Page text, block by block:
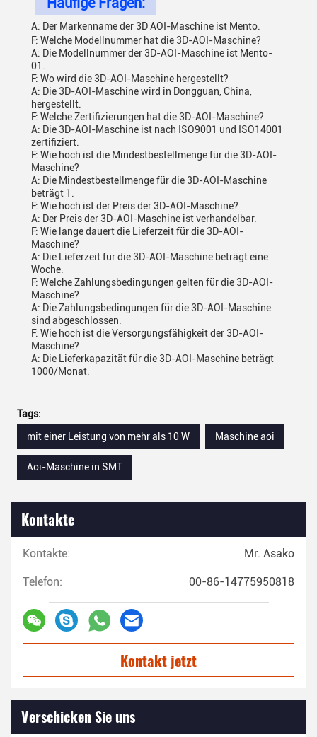
A: Der Markenname der 3D AOI-Maschine ist Mento.
F: Welche Modellnummer hat die 3D-AOI-Maschine?
A: Die Modellnummer der 3D-AOI-Maschine ist Mento-
01.
F: Wo wird die 3D-AOI-Maschine hergestellt?
A: Die 3D-AOI-Maschine wird in Dongguan, China,
hergestellt.
F: Welche Zertifizierungen hat die 3D-AOI-Maschine?
A: Die 3D-AOI-Maschine ist nach ISO9001 und ISO14001
zertifiziert.
F: Wie hoch ist die Mindestbestellmenge für die 3D-AOI-
Maschine?
A: Die Mindestbestellmenge für die 3D-AOI-Maschine
beträgt 1.
F: Wie hoch ist der Preis der 3D-AOI-Maschine?
A: Der Preis der 3D-AOI-Maschine ist verhandelbar.
F: Wie lange dauert die Lieferzeit für die 3D-AOI-
Maschine?
A: Die Lieferzeit für die 3D-AOI-Maschine beträgt eine
Woche.
F: Welche Zahlungsbedingungen gelten für die 3D-AOI-
Maschine?
A: Die Zahlungsbedingungen für die 3D-AOI-Maschine
sind abgeschlossen.
F: Wie hoch ist die Versorgungsfähigkeit der 3D-AOI-
Maschine?
A: Die Lieferkapazität für die 3D-AOI-Maschine beträgt
1000/Monat.
Tags:
mit einer Leistung von mehr als 10 W
Maschine aoi
Aoi-Maschine in SMT
Kontakte
Kontakte: Mr. Asako
Telefon: 00-86-14775950818
Kontakt jetzt
Verschicken Sie uns